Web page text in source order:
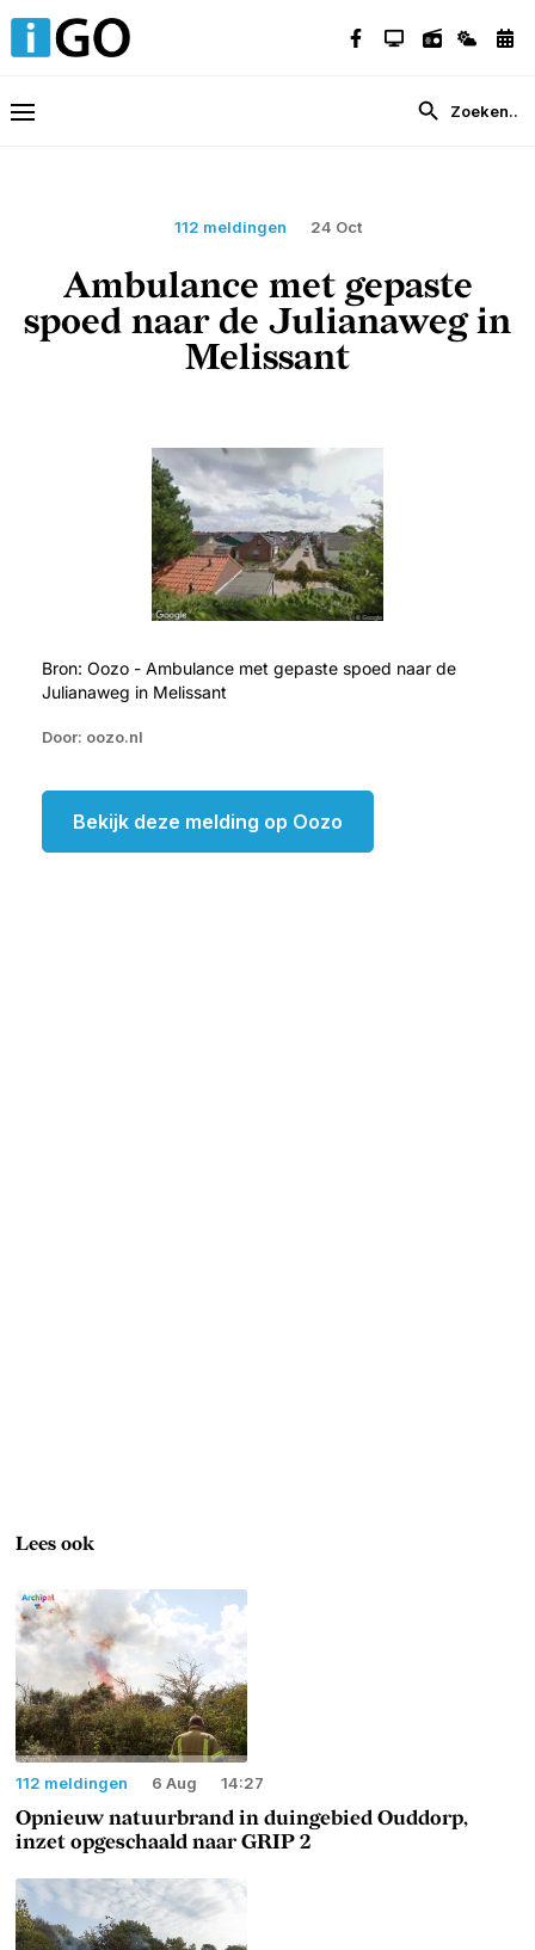
112 meldingen 24 Oct
Ambulance met gepaste
spoed naar de Julianaweg in
Melissant
Bron: Oozo - Ambulance met gepaste spoed naar de
Julianaweg in Melissant
Door: oozo.nl
Bekijk deze melding op Oozo
Lees ook
112 meldingen 6 Aug 14:27
Opnieuw natuurbrand in duingebied Ouddorp,
inzet opgeschaald naar GRIP 2